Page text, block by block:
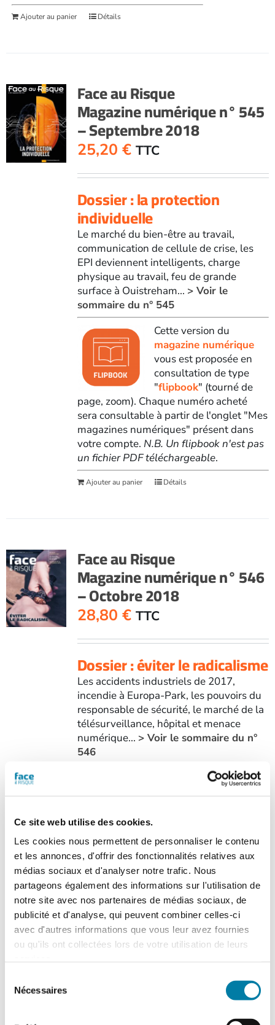
Ce site web utilise des cookies.
Les cookies nous permettent de personnaliser le contenu
et les annonces, d'offrir des fonctionnalités relatives aux
médias sociaux et d'analyser notre trafic. Nous
partageons également des informations sur l'utilisation de
notre site avec nos partenaires de médias sociaux, de
publicité et d'analyse, qui peuvent combiner celles-ci
avec d'autres informations que vous leur avez fournies
ou qu'ils ont collectées lors de votre utilisation de leurs
Nécessaires
Ajouter au panier Détails
Face au Risque
Magazine numérique n° 545
– Septembre 2018
25,20 € TTC
Dossier : la protection
individuelle
Le marché du bien-être au travail,
communication de cellule de crise, les
EPI deviennent intelligents, charge
physique au travail, feu de grande
surface à Ouistreham... > Voir le
sommaire du n° 545
Cette version du
magazine numérique
vous est proposée en
consultation de type
"flipbook" (tourné de
page, zoom). Chaque numéro acheté
sera consultable à partir de l'onglet "Mes
magazines numériques" présent dans
votre compte. N.B. Un flipbook n'est pas
un fichier PDF téléchargeable.
Ajouter au panier Détails
Face au Risque
Magazine numérique n° 546
– Octobre 2018
28,80 € TTC
Dossier : éviter le radicalisme
Les accidents industriels de 2017,
incendie à Europa-Park, les pouvoirs du
responsable de sécurité, le marché de la
télésurveillance, hôpital et menace
numérique... > Voir le sommaire du n°
546
Cette version du
flipbook" (tourné de
page, zoom). Chaque numéro acheté
sera consultable à partir de l'onglet "Mes
magazines numériques" présent dans
votre compte.N.B. Un flipbook n'est pas
un fichier PDF téléchargeable.
Ajouter au panier Détails